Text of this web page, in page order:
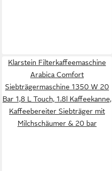
Klarstein Filterkaffeemaschine
Arabica Comfort
Siebträgermaschine 1350 W 20
Bar 1,8 L Touch, 1.8l Kaffeekanne,
Kaffeebereiter Siebträger mit
Milchschäumer & 20 bar